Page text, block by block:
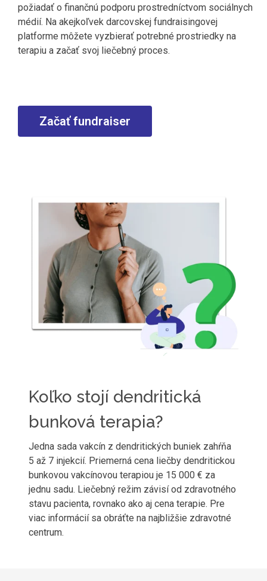
požiadať o finančnú podporu prostredníctvom sociálnych
médií. Na akejkoľvek darcovskej fundraisingovej
platforme môžete vyzbierať potrebné prostriedky na
terapiu a začať svoj liečebný proces.
Začať fundraiser
Koľko stojí dendritická
bunková terapia?
Jedna sada vakcín z dendritických buniek zahŕňa
5 až 7 injekcií. Priemerná cena liečby dendritickou
bunkovou vakcínovou terapiou je 15 000 € za
jednu sadu. Liečebný režim závisí od zdravotného
stavu pacienta, rovnako ako aj cena terapie. Pre
viac informácií sa obráťte na najbližšie zdravotné
centrum.